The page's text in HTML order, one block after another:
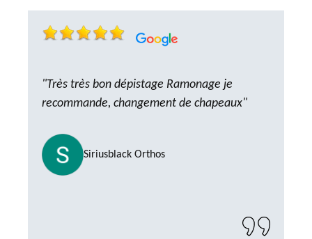
"Très très bon dépistage Ramonage je
recommande, changement de chapeaux"
Siriusblack Orthos